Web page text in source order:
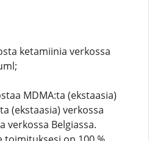
ketamiinia verkossa
MDMA:ta (ekstaasia)
(ekstaasia) verkossa
verkossa Belgiassa.